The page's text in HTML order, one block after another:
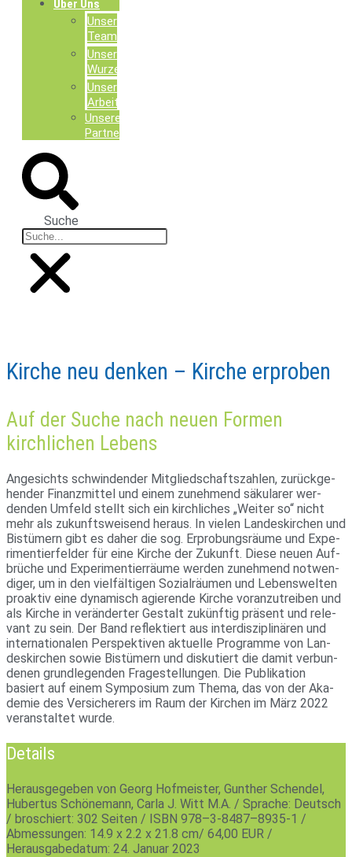
Über Uns
Unser
Team
Unsere
Wurzeln
Unsere
Arbeit
Unsere
Partner
Suche
Kirche neu denken – Kirche erproben
Auf der Suche nach neuen Formen
kirchlichen Lebens
Ange­sichts schwin­dender Mit­glied­schafts­zahlen, zurück­ge­
hender Finanz­mittel und einem zuneh­mend säku­larer wer­
denden Umfeld stellt sich ein kirch­li­ches „Weiter so“ nicht
mehr als zukunfts­wei­send heraus. In vielen Lan­des­kir­chen und
Bis­tü­mern gibt es daher die sog. Erpro­bungs­räume und Expe­
ri­men­tier­felder für eine Kirche der Zukunft. Diese neuen Auf­
brüche und Expe­ri­men­tier­räume werden zuneh­mend not­wen­
diger, um in den viel­fäl­tigen Sozi­al­räumen und Lebens­welten
pro­aktiv eine dyna­misch agie­rende Kirche vor­an­zu­treiben und
als Kirche in ver­än­derter Gestalt zukünftig prä­sent und rele­
vant zu sein. Der Band reflek­tiert aus inter­dis­zi­pli­nären und
inter­na­tio­nalen Per­spek­tiven aktu­elle Pro­gramme von Lan­
des­kir­chen sowie Bis­tü­mern und dis­ku­tiert die damit ver­bun­
denen grund­le­genden Fra­ge­stel­lungen. Die Publi­ka­tion
basiert auf einem Sym­po­sium zum Thema, das von der Aka­
demie des Ver­si­che­rers im Raum der Kir­chen im März 2022
ver­an­staltet wurde.
Details
Herausgegeben von Georg Hofmeister, Gunther Schendel,
Hubertus Schönemann, Carla J. Witt M.A. / Sprache: Deutsch
/ broschiert: 302 Seiten / ISBN 978–3‑8487–8935‑1 /
Abmessungen: 14.9 x 2.2 x 21.8 cm/ 64,00 EUR /
Herausgabedatum: 24. Januar 2023